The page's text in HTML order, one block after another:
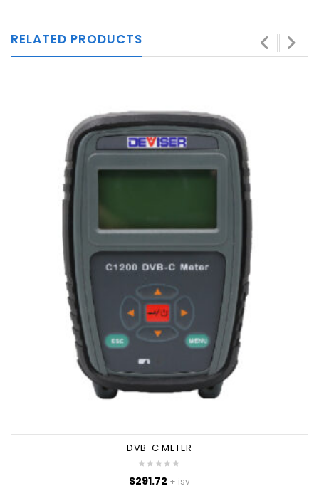
RELATED PRODUCTS
DVB-C METER
$291.72 + isv